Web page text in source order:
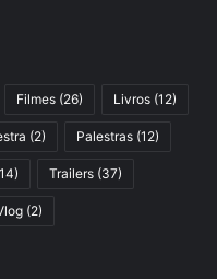
Filmes (26) Livros (12)
(2) Palestras (12)
Trailers (37)
(2)